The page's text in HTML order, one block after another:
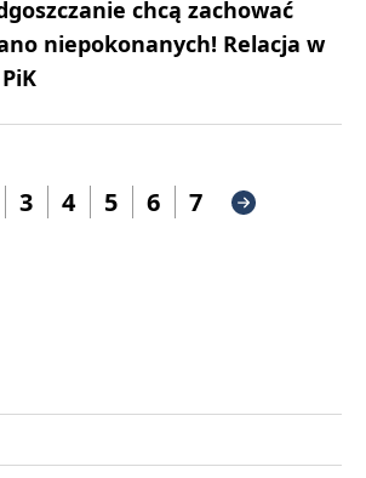
chcą zachować
niepokonanych! Relacja w
3 4 5 6 7